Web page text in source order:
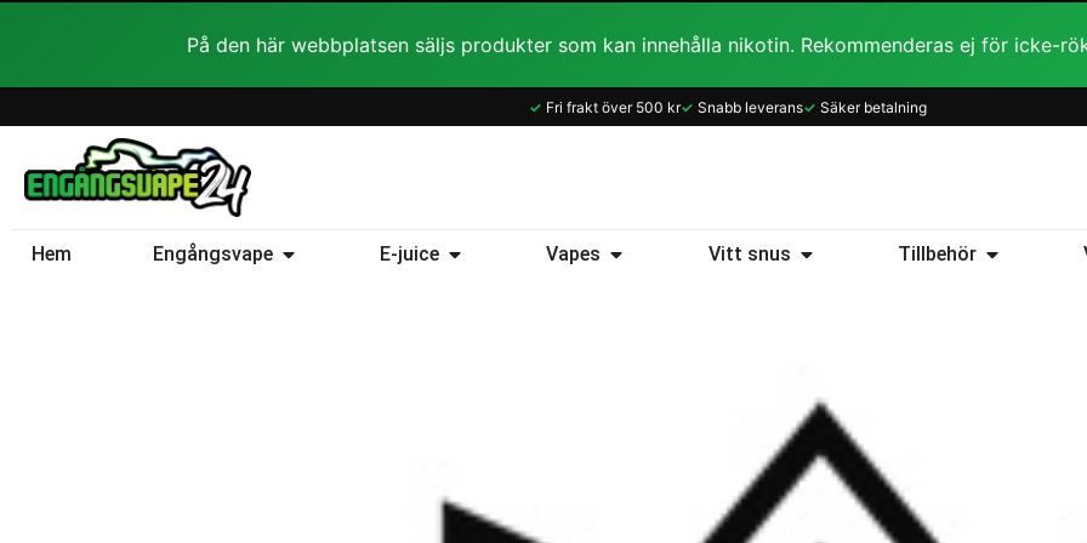
På den här webbplatsen säljs produkter som kan innehålla nikotin. Rekommenderas ej för icke-
✓ Fri frakt över 500 kr✓ Snabb leverans✓ Säker betalning
Hem Engångsvape Öppna Engångsvape
E-juice Öppna E-juiceVapes Öppna VapesVitt snus Öppna Vitt snusTillbehör Öppna